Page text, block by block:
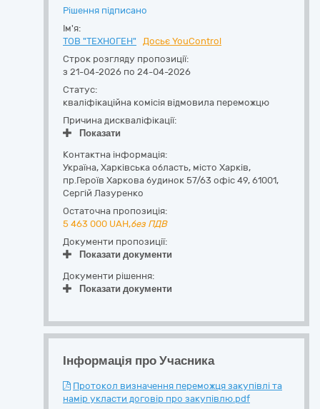
Рішення підписано
Ім'я:
ТОВ "ТЕХНОГЕН"
Досьє YouControl
Строк розгляду пропозиції:
з 21-04-2026 по 24-04-2026
Статус:
кваліфікаційна комісія відмовила переможцю
Причина дискваліфікації:
Показати
Контактна інформація:
Україна, Харківська область, місто Харків,
пр.Героїв Харкова будинок 57/63 офіс 49, 61001,
Сергій Лазуренко
Остаточна пропозиція:
5 463 000 UAH,без ПДВ
Документи пропозиції:
Показати документи
Документи рішення:
Показати документи
Інформація про Учасника
Протокол визначення переможця закупівлі та
намір укласти договір про закупівлю.pdf